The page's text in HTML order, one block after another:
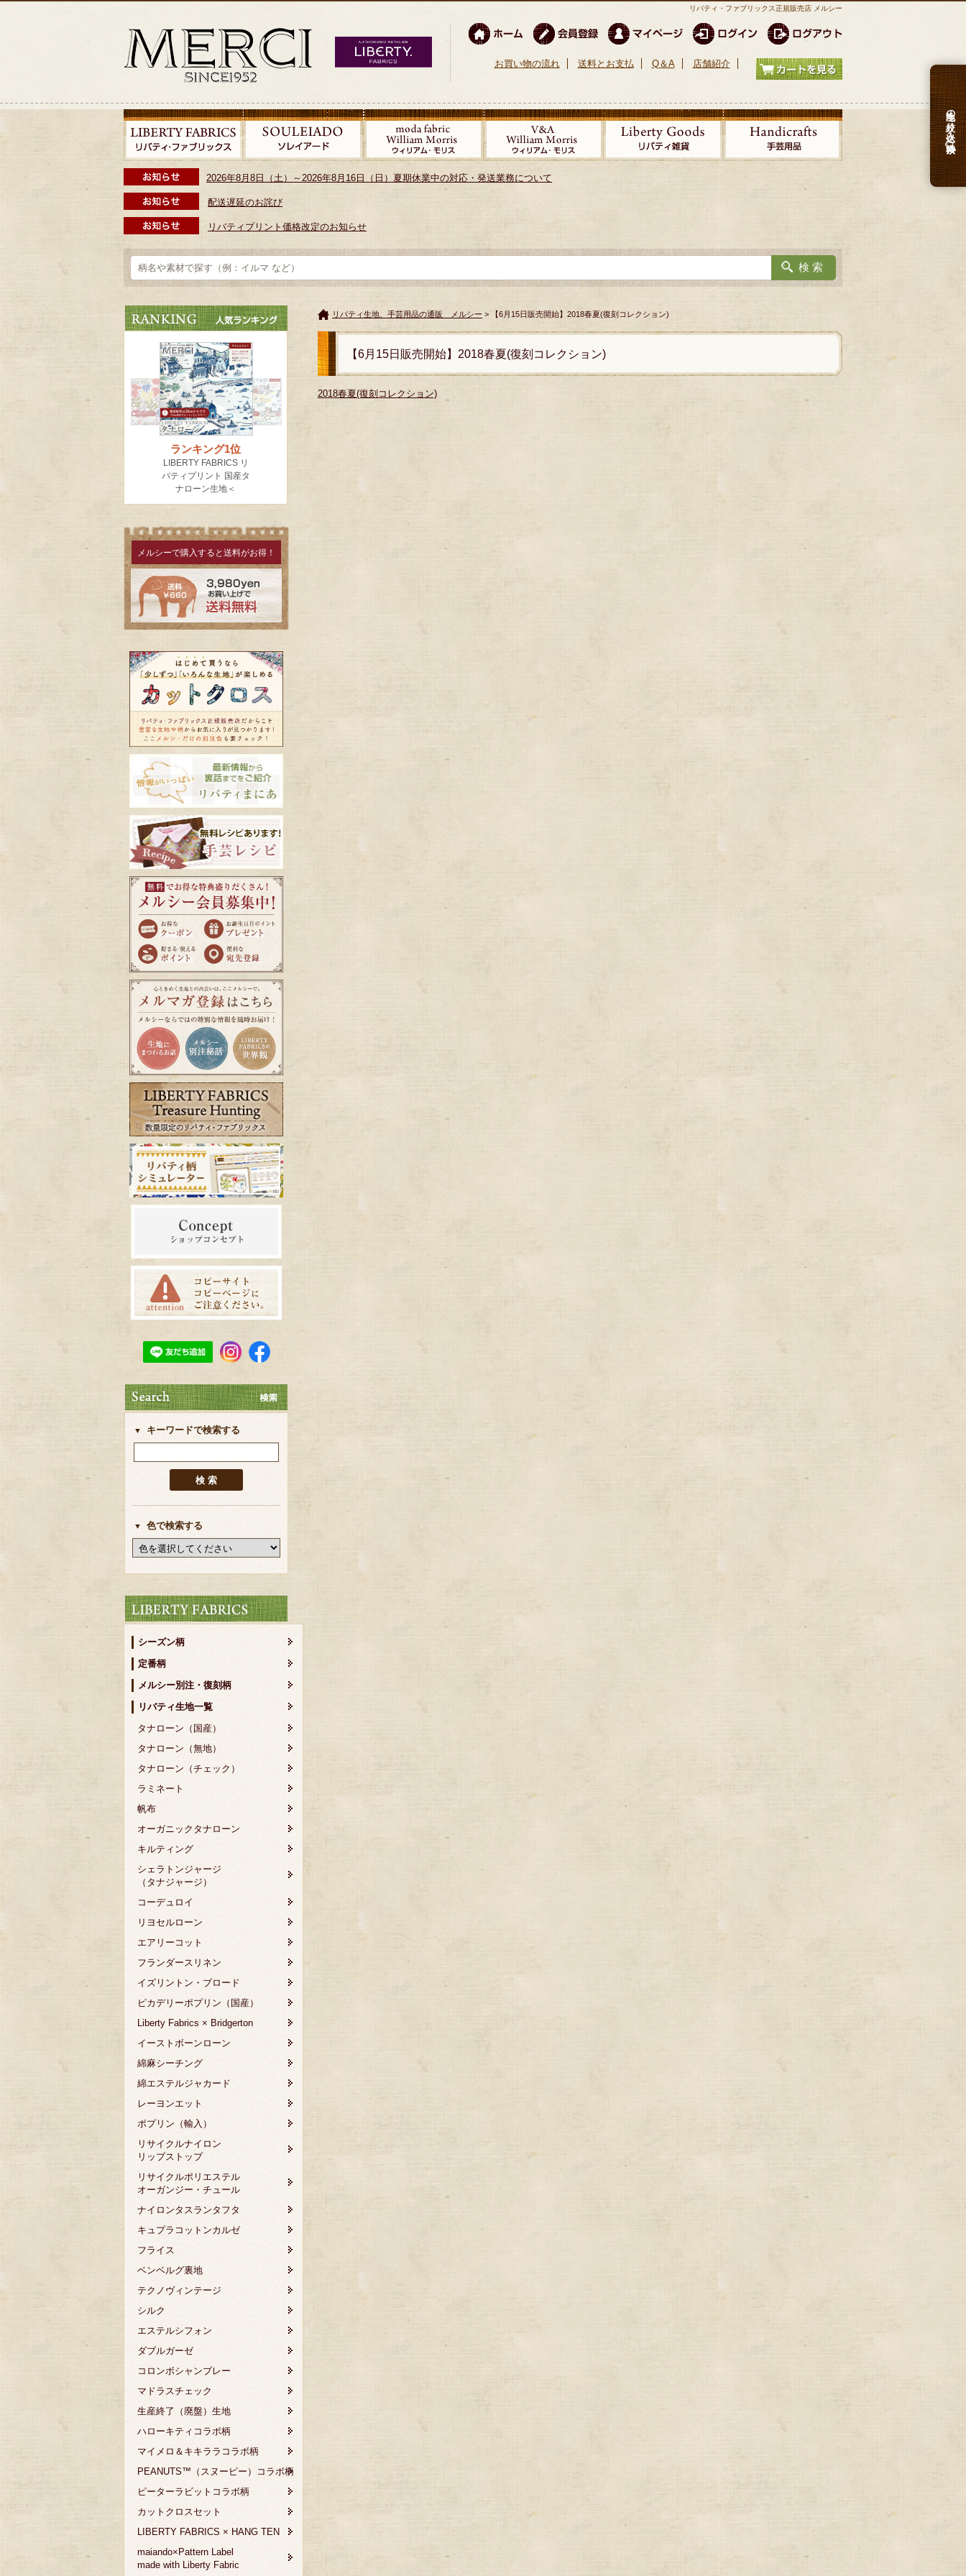
リバティ・ファブリックス正規販売店 メルシー
お買い物の流れ 送料とお支払 Q＆A 店舗紹介
2026年8月8日（土）～2026年8月16日（日）夏期休業中の対応・発送業務について
配送遅延のお詫び
リバティプリント価格改定のお知らせ
生地の絞り込み検索
メルシーで購入すると送料がお得！
キーワードで検索する
色で検索する
シーズン柄
定番柄
メルシー別注・復刻柄
リバティ生地一覧
タナローン（国産）
タナローン（無地）
タナローン（チェック）
ラミネート
帆布
オーガニックタナローン
キルティング
シェラトンジャージ
（タナジャージ）
コーデュロイ
リヨセルローン
エアリーコット
フランダースリネン
イズリントン・ブロード
ピカデリーポプリン（国産）
Liberty Fabrics × Bridgerton
イーストボーンローン
綿麻シーチング
綿エステルジャカード
レーヨンエット
ポプリン（輸入）
リサイクルナイロン
リップストップ
リサイクルポリエステル
オーガンジー・チュール
ナイロンタスランタフタ
キュプラコットンカルゼ
フライス
ベンベルグ裏地
テクノヴィンテージ
シルク
エステルシフォン
ダブルガーゼ
コロンボシャンブレー
マドラスチェック
生産終了（廃盤）生地
ハローキティコラボ柄
マイメロ＆キキララコラボ柄
PEANUTS™（スヌーピー）コラボ柄
ピーターラビットコラボ柄
カットクロスセット
LIBERTY FABRICS × HANG TEN
maiando×Pattern Label
made with Liberty Fabric
リバティ生地、手芸用品の通販 メルシー > 【6月15日販売開始】2018春夏(復刻コレクション)
【6月15日販売開始】2018春夏(復刻コレクション)
2018春夏(復刻コレクション)